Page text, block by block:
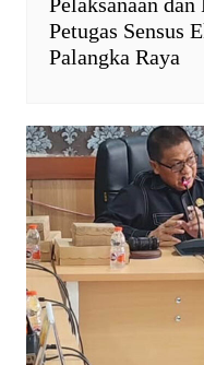
Petugas Sensus
Palangka Raya